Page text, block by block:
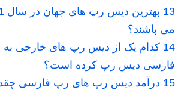
13
می باشند؟
14 کدام یک از دیس رپ های خارجی به
فارسی دیس رپ کرده است؟
15 درآمد دیس رپ های رپ فارسی